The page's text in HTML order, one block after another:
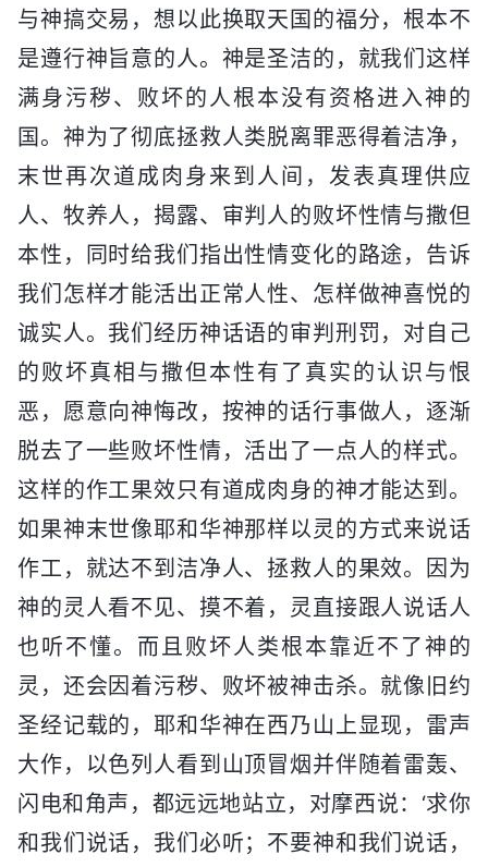
与神搞交易，想以此换取天国的福分，根本不
是遵行神旨意的人。神是圣洁的，就我们这样
满身污秽、败坏的人根本没有资格进入神的
国。神为了彻底拯救人类脱离罪恶得着洁净，
末世再次道成肉身来到人间，发表真理供应
人、牧养人，揭露、审判人的败坏性情与撒但
本性，同时给我们指出性情变化的路途，告诉
我们怎样才能活出正常人性、怎样做神喜悦的
诚实人。我们经历神话语的审判刑罚，对自己
的败坏真相与撒但本性有了真实的认识与恨
恶，愿意向神悔改，按神的话行事做人，逐渐
脱去了一些败坏性情，活出了一点人的样式。
这样的作工果效只有道成肉身的神才能达到。
如果神末世像耶和华神那样以灵的方式来说话
作工，就达不到洁净人、拯救人的果效。因为
神的灵人看不见、摸不着，灵直接跟人说话人
也听不懂。而且败坏人类根本靠近不了神的
灵，还会因着污秽、败坏被神击杀。就像旧约
圣经记载的，耶和华神在西乃山上显现，雷声
大作，以色列人看到山顶冒烟并伴随着雷轰、
闪电和角声，都远远地站立，对摩西说：‘求你
和我们说话，我们必听；不要神和我们说话，